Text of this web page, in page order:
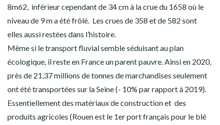
8m62, inférieur cependant de 34 cm à la crue du 1658 où le
niveau de 9 m a été frôlé. Les crues de 358 et de 582 sont
elles aussi restées dans l’histoire.
Même si le transport fluvial semble séduisant au plan
écologique, il reste en France un parent pauvre. Ainsi en 2020,
près de 21,37 millions de tonnes de marchandises seulement
ont été transportées sur la Seine (- 10% par rapport à 2019).
Essentiellement des matériaux de construction et des
produits agricoles (Rouen est le 1er port français pour le blé